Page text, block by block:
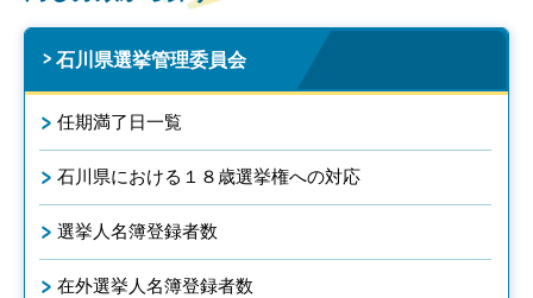
石川県選挙管理委員会
任期満了日一覧
石川県における１８歳選挙権への対応
選挙人名簿登録者数
在外選挙人名簿登録者数